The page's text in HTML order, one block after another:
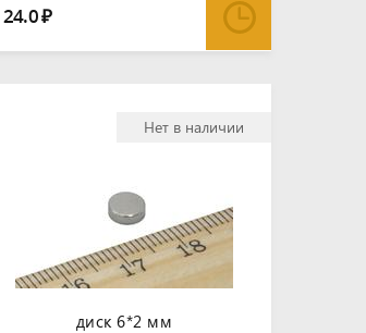
24.0₽
Нет в наличии
диск 6*2 мм